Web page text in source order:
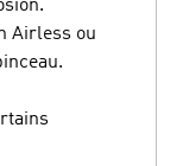
Airless ou